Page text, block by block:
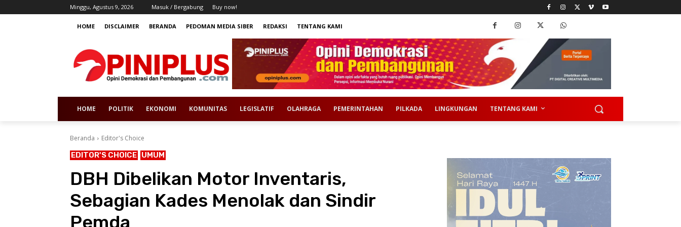
Minggu, Agustus 9, 2026 Masuk / Bergabung Buy now!
HOME DISCLAIMER BERANDA PEDOMAN MEDIA SIBER REDAKSI TENTANG KAMI
HOME POLITIK EKONOMI KOMUNITAS LEGISLATIF OLAHRAGA PEMERINTAHAN PILKADA LINGKUNGAN TENTANG KAMI
Beranda Editor's Choice
EDITOR'S CHOICE UMUM
DBH Dibelikan Motor Inventaris,
Sebagian Kades Menolak dan Sindir
Pemda